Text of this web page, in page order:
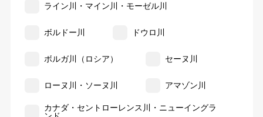
ライン川・マイン川・モーゼル川
ボルドー川 ドウロ川
ボルガ川（ロシア） セーヌ川
ローヌ川・ソーヌ川 アマゾン川
カナダ・セントローレンス川・ニューイングラ